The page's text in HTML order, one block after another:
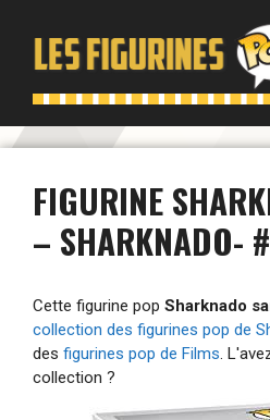
contenu
FIGURINE
– SHARKNADO-
Cette figurine pop Sharknado
collection des figurines pop de
des figurines pop de Films.
collection ?